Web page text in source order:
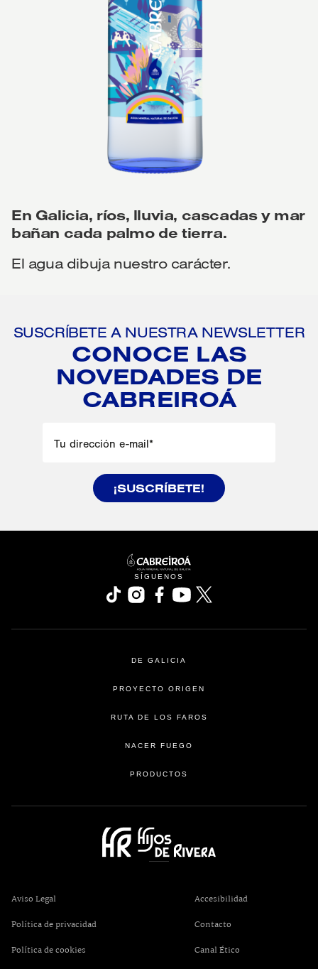
En Galicia, ríos, lluvia, cascadas y mar
bañan cada palmo de tierra.
El agua dibuja nuestro carácter.
CONOCE LAS
NOVEDADES DE
CABREIROÁ
SUSCRÍBETE A NUESTRA NEWSLETTER
Tu dirección e-mail*
¡SUSCRÍBETE!
se abre en una pestaña nueva
SÍGUENOS
DE GALICIA
PROYECTO ORIGEN
RUTA DE LOS FAROS
NACER FUEGO
PRODUCTOS
Aviso Legal
Política de privacidad
Política de cookies
Accesibilidad
Contacto
Canal Ético